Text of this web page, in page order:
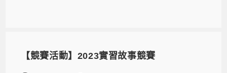
【競賽活動】2023實習故事競賽